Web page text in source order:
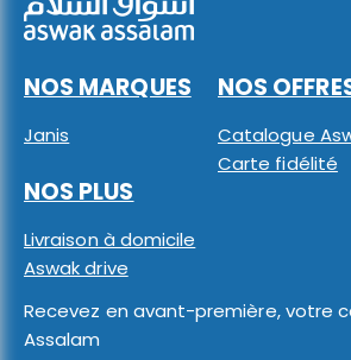
NOS MARQUES
Janis
NOS
Catalogue
Carte fidélité
NOS PLUS
Livraison à domicile
Aswak drive
Recevez en avant-première, votre
Assalam